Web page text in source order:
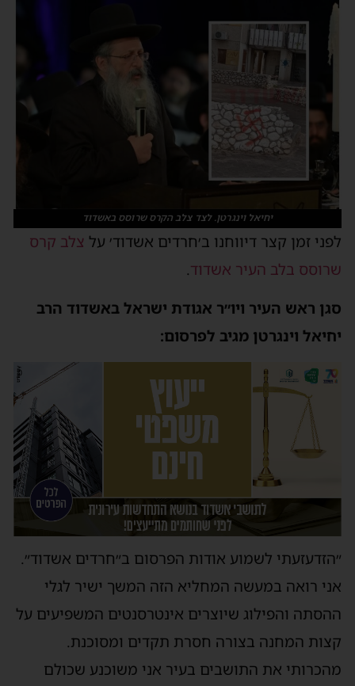
יחיאל וינגרטן. לצד צלב הקרס שרוסס באשדוד
לפני זמן קצר דיווחנו ב׳חרדים אשדוד׳ על צלב קרס
שרוסס בלב העיר אשדוד.
סגן ראש העיר ויו״ר אגודת ישראל באשדוד הרב
יחיאל וינגרטן מגיב לפרסום:
״הזדעזעתי לשמוע אודות הפרסום ב״חרדים אשדוד״.
אני רואה במעשה המחליא הזה המשך ישיר לגלי
ההסתה והפילוג שיוצרים אינטרסנטים המשפיעים על
קצות המחנה בצורה חסרת תקדים ומסוכנת.
מהכרותי את התושבים בעיר אני משוכנע שכולם